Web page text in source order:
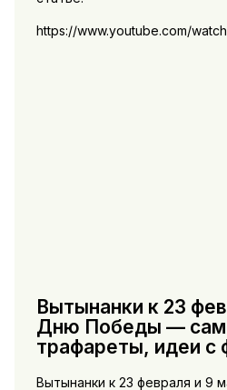
https://www.youtube.com/
Вытынанки к 23
Дню Победы —
трафареты, идеи с
Вытынанки к 23 февраля и 9